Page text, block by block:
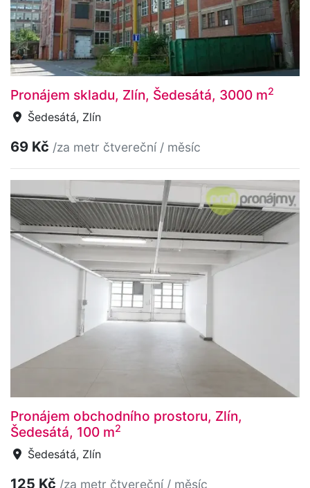
Pronájem skladu, Zlín, Šedesátá, 3000 m2
Šedesátá, Zlín
69 Kč /za metr čtvereční / měsíc
Pronájem obchodního prostoru, Zlín,
Šedesátá, 100 m2
Šedesátá, Zlín
125 Kč /za metr čtvereční / měsíc